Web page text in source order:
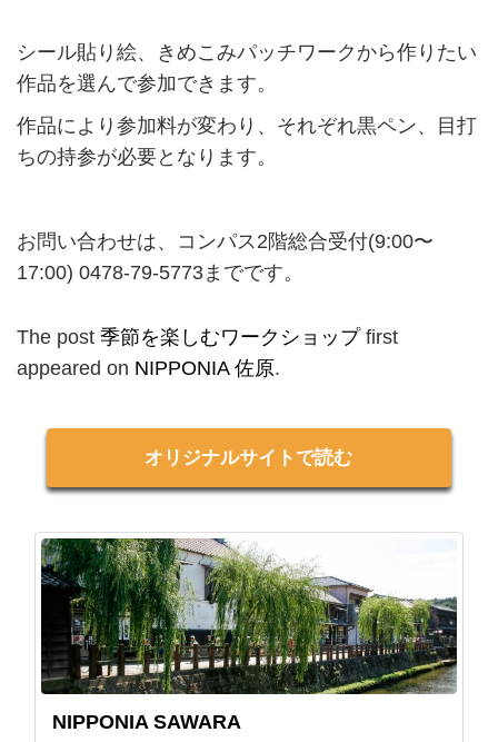
シール貼り絵、きめこみパッチワークから作りたい
作品を選んで参加できます。
作品により参加料が変わり、それぞれ黒ペン、目打
ちの持参が必要となります。
お問い合わせは、コンパス2階総合受付(9:00〜
17:00) 0478-79-5773までです。
The post 季節を楽しむワークショップfirst
appeared on NIPPONIA 佐原.
オリジナルサイトで読む
NIPPONIA SAWARA